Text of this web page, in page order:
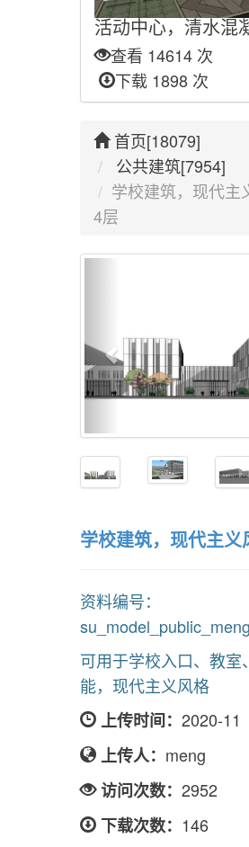
活动中心，清水混
查看 14614 次
下载 1898 次
首页[18079]
公共建筑[7954]
学校建筑，现代主
4层
学校建筑，现代主义
资料编号：
可用于学校入口、教室
能，现代主义风格
上传时间： 2020-11
上传人： meng
访问次数： 2952
下载次数： 146